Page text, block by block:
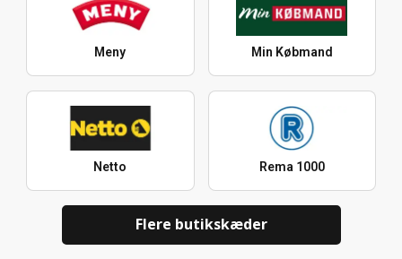
Meny Min Købmand
Netto Rema 1000
Flere butikskæder